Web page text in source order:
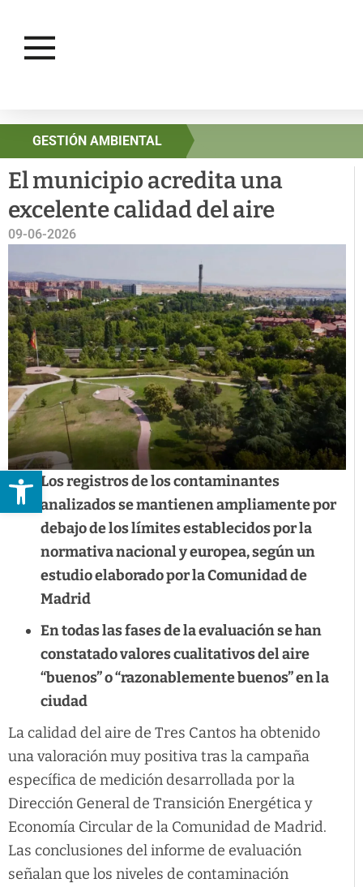
Abrir barra de herramientas
GESTIÓN AMBIENTAL
El municipio acredita una
excelente calidad del aire
09-06-2026
Los registros de los contaminantes
analizados se mantienen ampliamente por
debajo de los límites establecidos por la
normativa nacional y europea, según un
estudio elaborado por la Comunidad de
Madrid
En todas las fases de la evaluación se han
constatado valores cualitativos del aire
“buenos” o “razonablemente buenos” en la
ciudad
La calidad del aire de Tres Cantos ha obtenido
una valoración muy positiva tras la campaña
específica de medición desarrollada por la
Dirección General de Transición Energética y
Economía Circular de la Comunidad de Madrid.
Las conclusiones del informe de evaluación
señalan que los niveles de contaminación